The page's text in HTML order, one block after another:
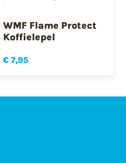
WMF Flame Protect
Koffielepel
€ 7,95